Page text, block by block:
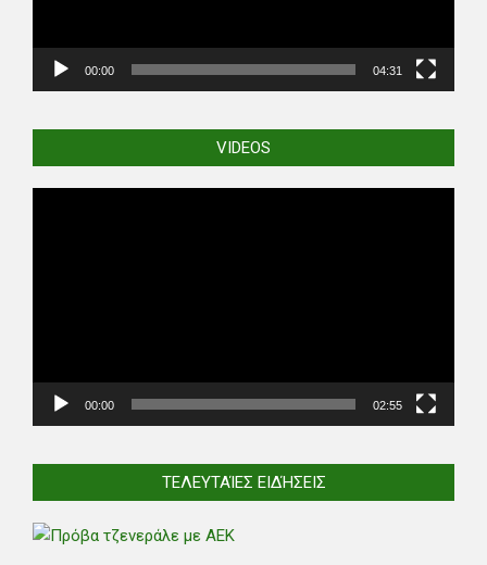
00:00 04:31
VIDEOS
00:00 02:55
ΤΕΛΕΥΤΑΊΕΣ ΕΙΔΉΣΕΙΣ